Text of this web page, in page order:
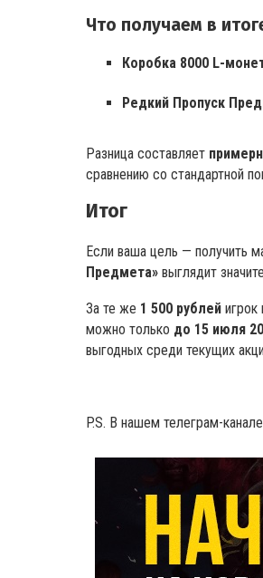
Что получаем в
Коробка 8000 L-
Редкий Пропуск
Разница составляет
сравнению со стандартной
Итог
Если ваша цель — получить
Предмета» выглядит
За те же 1 500 рублей игрок
можно только до 15 июля
выгодных среди текущих
P.S. В нашем телеграм-